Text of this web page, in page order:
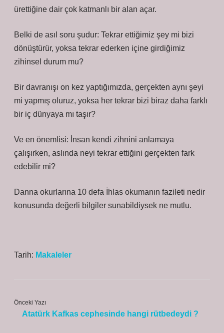
ürettiğine dair çok katmanlı bir alan açar.
Belki de asıl soru şudur: Tekrar ettiğimiz şey mi bizi
dönüştürür, yoksa tekrar ederken içine girdiğimiz
zihinsel durum mu?
Bir davranışı on kez yaptığımızda, gerçekten aynı şeyi
mi yapmış oluruz, yoksa her tekrar bizi biraz daha farklı
bir iç dünyaya mı taşır?
Ve en önemlisi: İnsan kendi zihnini anlamaya
çalışırken, aslında neyi tekrar ettiğini gerçekten fark
edebilir mi?
Danna okurlarına 10 defa İhlas okumanın fazileti nedir
konusunda değerli bilgiler sunabildiysek ne mutlu.
Tarih: Makaleler
Önceki Yazı
Atatürk Kafkas cephesinde hangi rütbedeydi ?